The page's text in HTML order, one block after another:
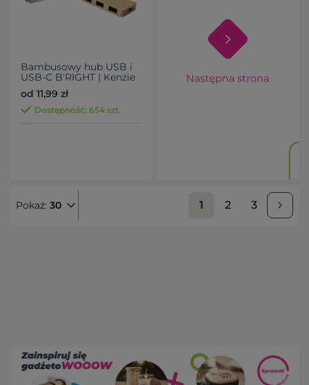
Bambusowy hub USB i
USB-C B'RIGHT | Kenzie
od 11,99 zł
Dostępność: 654 szt.
Pokaż: 30 1 2 3